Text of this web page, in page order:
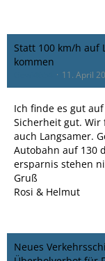
Statt 100 km/h auf
kommen
11. April
Ich finde es gut
Sicherheit gut.
auch Langsamer.
Autobahn auf 130
ersparnis stehen
Gruß
Rosi & Helmut
Neues